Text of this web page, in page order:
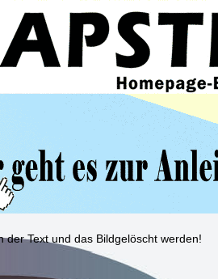
der Text und das Bildgelöscht werden!